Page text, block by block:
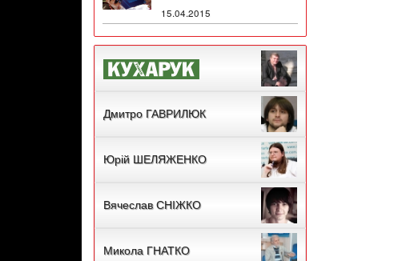
15.04.2015
Дмитро ГАВРИЛЮК
Юрій ШЕЛЯЖЕНКО
Вячеслав СНІЖКО
Микола ГНАТКО